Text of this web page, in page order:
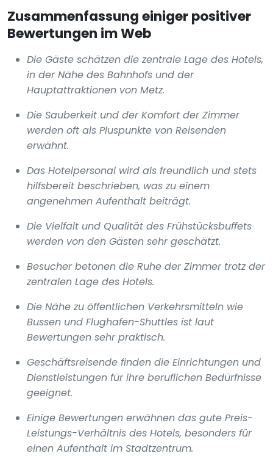
Zusammenfassung einiger positiver
Bewertungen im Web
Die Gäste schätzen die zentrale Lage des Hotels,
in der Nähe des Bahnhofs und der
Hauptattraktionen von Metz.
Die Sauberkeit und der Komfort der Zimmer
werden oft als Pluspunkte von Reisenden
erwähnt.
Das Hotelpersonal wird als freundlich und stets
hilfsbereit beschrieben, was zu einem
angenehmen Aufenthalt beiträgt.
Die Vielfalt und Qualität des Frühstücksbuffets
werden von den Gästen sehr geschätzt.
Besucher betonen die Ruhe der Zimmer trotz der
zentralen Lage des Hotels.
Die Nähe zu öffentlichen Verkehrsmitteln wie
Bussen und Flughafen-Shuttles ist laut
Bewertungen sehr praktisch.
Geschäftsreisende finden die Einrichtungen und
Dienstleistungen für ihre beruflichen Bedürfnisse
geeignet.
Einige Bewertungen erwähnen das gute Preis-
Leistungs-Verhältnis des Hotels, besonders für
einen Aufenthalt im Stadtzentrum.